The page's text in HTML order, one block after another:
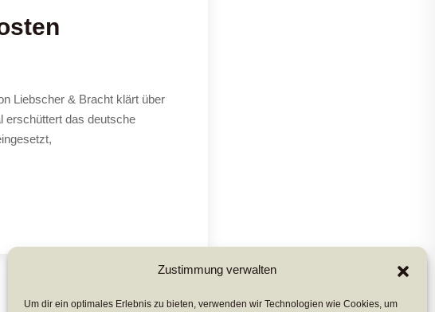
Zustimmung verwalten
Um dir ein optimales Erlebnis zu bieten, verwenden wir Technologien wie Cookies, um
Liebscher & Bracht klärt über
erschüttert das deutsche